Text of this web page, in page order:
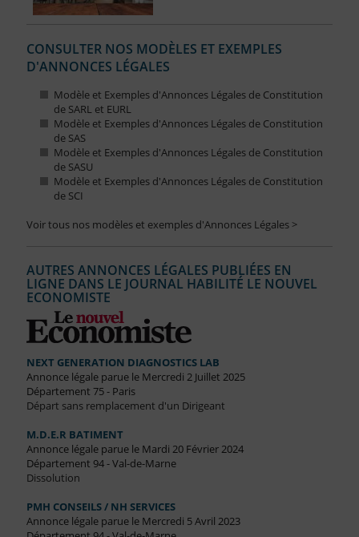
CONSULTER NOS MODÈLES ET EXEMPLES
D'ANNONCES LÉGALES
Modèle et Exemples d'Annonces Légales de Constitution
de SARL et EURL
Modèle et Exemples d'Annonces Légales de Constitution
de SAS
Modèle et Exemples d'Annonces Légales de Constitution
de SASU
Modèle et Exemples d'Annonces Légales de Constitution
de SCI
Voir tous nos modèles et exemples d'Annonces Légales >
AUTRES ANNONCES LÉGALES PUBLIÉES EN
LIGNE DANS LE JOURNAL HABILITÉ LE NOUVEL
ECONOMISTE
NEXT GENERATION DIAGNOSTICS LAB
Annonce légale parue le Mercredi 2 Juillet 2025
Département 75 - Paris
Départ sans remplacement d'un Dirigeant
M.D.E.R BATIMENT
Annonce légale parue le Mardi 20 Février 2024
Département 94 - Val-de-Marne
Dissolution
PMH CONSEILS / NH SERVICES
Annonce légale parue le Mercredi 5 Avril 2023